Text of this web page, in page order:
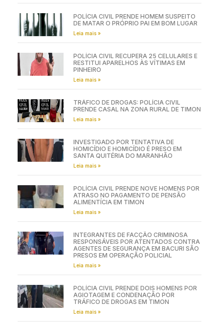
POLÍCIA CIVIL PRENDE HOMEM SUSPEITO
DE MATAR O PRÓPRIO PAI EM BOM LUGAR
Leia mais »
POLÍCIA CIVIL RECUPERA 25 CELULARES E
RESTITUI APARELHOS ÀS VÍTIMAS EM
PINHEIRO
Leia mais »
TRÁFICO DE DROGAS: POLÍCIA CIVIL
PRENDE CASAL NA ZONA RURAL DE TIMON
Leia mais »
INVESTIGADO POR TENTATIVA DE
HOMICÍDIO E HOMICÍDIO É PRESO EM
SANTA QUITÉRIA DO MARANHÃO
Leia mais »
POLÍCIA CIVIL PRENDE NOVE HOMENS POR
ATRASO NO PAGAMENTO DE PENSÃO
ALIMENTÍCIA EM TIMON
Leia mais »
INTEGRANTES DE FACÇÃO CRIMINOSA
RESPONSÁVEIS POR ATENTADOS CONTRA
AGENTES DE SEGURANÇA EM BACURI SÃO
PRESOS EM OPERAÇÃO POLICIAL
Leia mais »
POLÍCIA CIVIL PRENDE DOIS HOMENS POR
AGIOTAGEM E CONDENAÇÃO POR
TRÁFICO DE DROGAS EM TIMON
Leia mais »